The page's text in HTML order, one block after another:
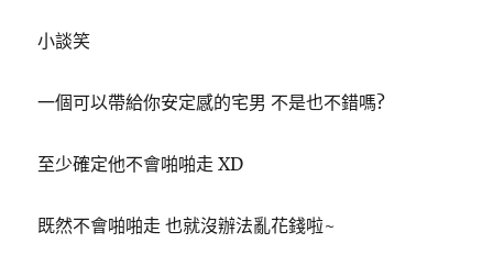
小談笑
一個可以帶給你安定感的宅男 不是也不錯嗎?
至少確定他不會啪啪走 XD
既然不會啪啪走 也就沒辦法亂花錢啦~